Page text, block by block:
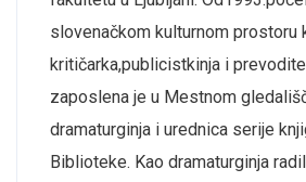
slovenačkom kulturnom prostoru
kritičarka,publicistkinja i
zaposlena je u Mestnom
dramaturginja i urednica serije
Biblioteke. Kao dramaturginja